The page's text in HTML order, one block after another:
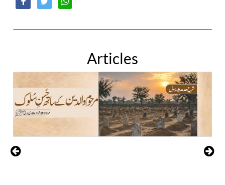
Articles